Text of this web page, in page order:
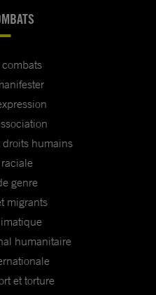
droits humains
genre
migrants
humanitaire
et torture